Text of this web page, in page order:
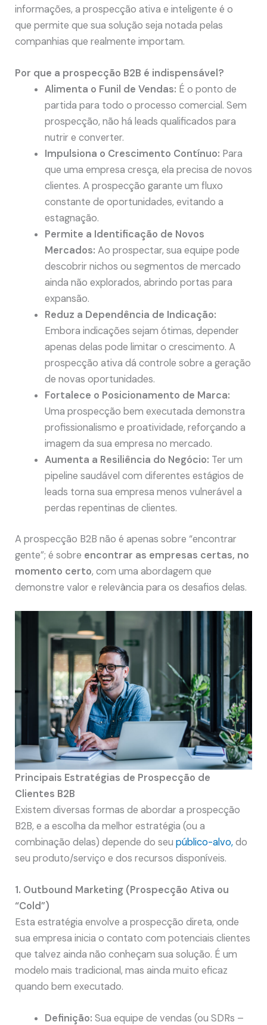
informações, a prospecção ativa e inteligente é o
que permite que sua solução seja notada pelas
companhias que realmente importam.
Por que a prospecção B2B é indispensável?
Alimenta o Funil de Vendas: É o ponto de
partida para todo o processo comercial. Sem
prospecção, não há leads qualificados para
nutrir e converter.
Impulsiona o Crescimento Contínuo: Para
que uma empresa cresça, ela precisa de novos
clientes. A prospecção garante um fluxo
constante de oportunidades, evitando a
estagnação.
Permite a Identificação de Novos
Mercados: Ao prospectar, sua equipe pode
descobrir nichos ou segmentos de mercado
ainda não explorados, abrindo portas para
expansão.
Reduz a Dependência de Indicação:
Embora indicações sejam ótimas, depender
apenas delas pode limitar o crescimento. A
prospecção ativa dá controle sobre a geração
de novas oportunidades.
Fortalece o Posicionamento de Marca:
Uma prospecção bem executada demonstra
profissionalismo e proatividade, reforçando a
imagem da sua empresa no mercado.
Aumenta a Resiliência do Negócio: Ter um
pipeline saudável com diferentes estágios de
leads torna sua empresa menos vulnerável a
perdas repentinas de clientes.
A prospecção B2B não é apenas sobre “encontrar
gente”; é sobre encontrar as empresas certas, no
momento certo, com uma abordagem que
demonstre valor e relevância para os desafios delas.
Principais Estratégias de Prospecção de
Clientes B2B
Existem diversas formas de abordar a prospecção
B2B, e a escolha da melhor estratégia (ou a
combinação delas) depende do seupúblico-alvo,do
seu produto/serviço e dos recursos disponíveis.
1. Outbound Marketing (Prospecção Ativa ou
“Cold”)
Esta estratégia envolve a prospecção direta, onde
sua empresa inicia o contato com potenciais clientes
que talvez ainda não conheçam sua solução. É um
modelo mais tradicional, mas ainda muito eficaz
quando bem executado.
Definição: Sua equipe de vendas (ou SDRs –